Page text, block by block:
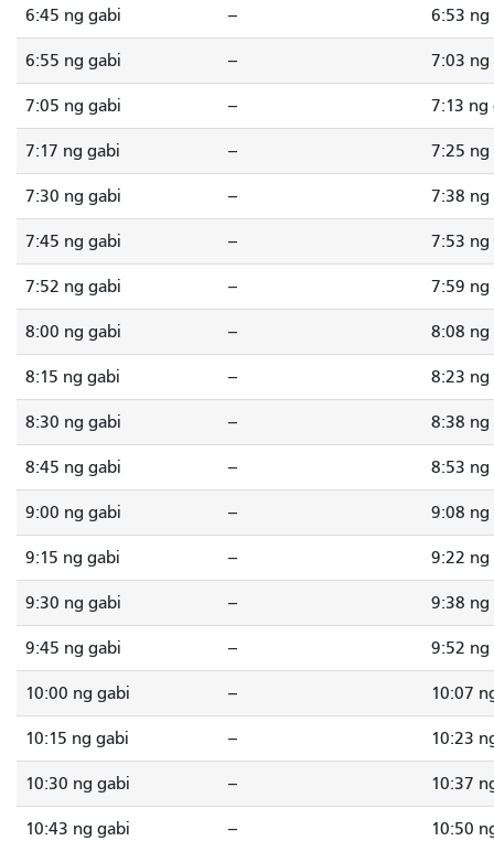
6:45 ng gabi -- 6:53 ng
6:55 ng gabi -- 7:03 ng
7:05 ng gabi -- 7:13 ng
7:17 ng gabi -- 7:25 ng
7:30 ng gabi -- 7:38 ng
7:45 ng gabi -- 7:53 ng
7:52 ng gabi -- 7:59 ng
8:00 ng gabi -- 8:08 ng
8:15 ng gabi -- 8:23 ng
8:30 ng gabi -- 8:38 ng
8:45 ng gabi -- 8:53 ng
9:00 ng gabi -- 9:08 ng
9:15 ng gabi -- 9:22 ng
9:30 ng gabi -- 9:38 ng
9:45 ng gabi -- 9:52 ng
10:00 ng gabi -- 10:07
10:15 ng gabi -- 10:23
10:30 ng gabi -- 10:37
10:43 ng gabi -- 10:50